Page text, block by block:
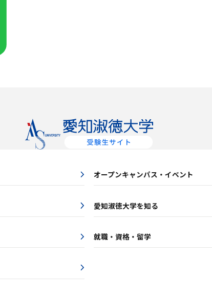
オープンキャンパス・イベント
愛知淑徳大学を知る
就職・資格・留学